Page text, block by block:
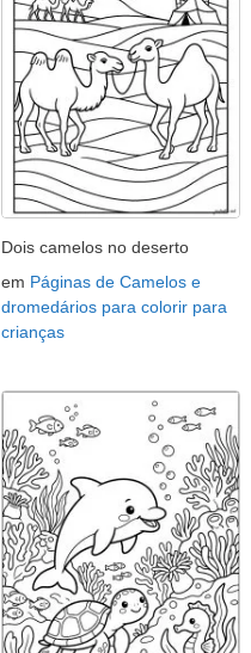
Dois camelos no deserto
em Páginas de Camelos e
dromedários para colorir para
crianças